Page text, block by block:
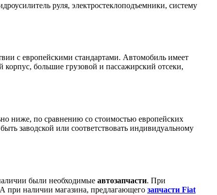
руля, электростеклоподъемники, систему
с европейскими стандартами. Автомобиль имеет
большие грузовой и пассажирский отсеки,
ниже, по сравнению со стоимостью европейских
заводской или соответствовать индивидуальному
были необходимые автозапчасти. При
при наличии магазина, предлагающего запчасти Fiat